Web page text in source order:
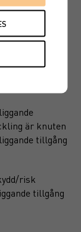
det
en
av att
försätts i
är knuten
tillgång
risk
tillgång